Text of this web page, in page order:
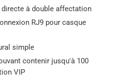
à double affectation
RJ9 pour casque
simple
contenir jusqu'à 100
VIP